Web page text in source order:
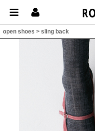
open shoes > sling back